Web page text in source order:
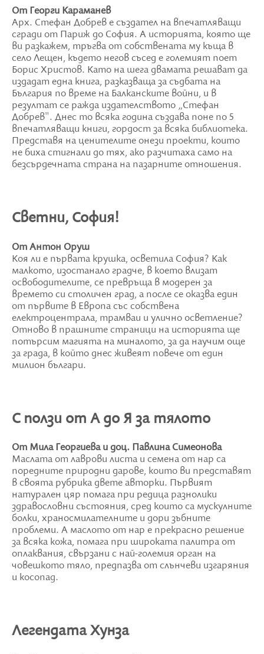
От Георги Караманев
Арх. Стефан Добрев е създател на впечатляващи
сгради от Париж до София. А историята, която ще
ви разкажем, тръгва от собствената му къща в
село Лещен, където негов съсед е големият поет
Борис Христов. Като на шега двамата решават да
издадат една книга, разказваща за съдбата на
България по време на Балканските войни, и в
резултат се ражда издателството „Стефан
Добрев". Днес то всяка година създава поне по 5
впечатляващи книги, гордост за всяка библиотека.
Представя на ценителите онези проекти, които
не биха стигнали до тях, ако разчитаха само на
безсърдечната страна на пазарните отношения.
Светни, София!
От Антон Оруш
Коя ли е първата крушка, осветила София? Как
малкото, изостанало градче, в което влизат
освободителите, се превръща в модерен за
времето си столичен град, а после се оказва един
от първите в Европа със собствена
електроцентрала, трамваи и улично осветление?
Отново в прашните страници на историята ще
потърсим магията на миналото, за да научим още
за града, в който днес живеят повече от един
милион българи.
С ползи от А до Я за тялото
От Мила Георгиева и доц. Павлина Симеонова
Маслата от лаврови листа и семена от нар са
поредните природни дарове, които ви представят
в своята рубрика двете авторки. Първият
натурален цяр помага при редица разнолики
здравословни състояния, сред които са мускулните
болки, храносмилателните и дори зъбните
проблеми. А маслото от нар е прекрасно решение
за всяка кожа, помага при широката палитра от
оплаквания, свързани с най-големия орган на
човешкото тяло, предпазва от слънчеви изгаряния
и косопад.
Легендата Хунза